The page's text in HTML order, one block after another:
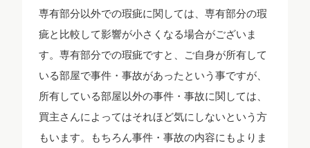
専有部分以外での瑕疵に関しては、専有部分の瑕
疵と比較して影響が小さくなる場合がございま
す。専有部分での瑕疵ですと、ご自身が所有して
いる部屋で事件・事故があったという事ですが、
所有している部屋以外の事件・事故に関しては、
買主さんによってはそれほど気にしないという方
もいます。もちろん事件・事故の内容にもよりま